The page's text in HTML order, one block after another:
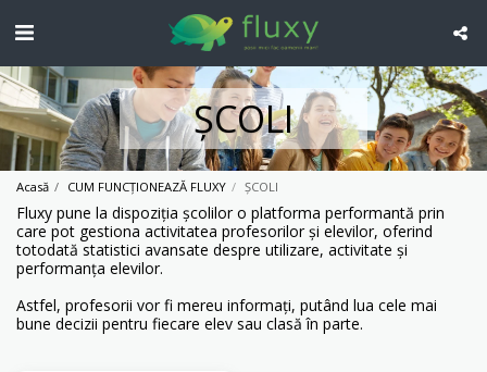
ȘCOLI
Acasă CUM FUNCȚIONEAZĂ FLUXY ȘCOLI
Fluxy pune la dispoziția școlilor o platforma performantă prin
care pot gestiona activitatea profesorilor și elevilor, oferind
totodată statistici avansate despre utilizare, activitate și
performanța elevilor.
Astfel, profesorii vor fi mereu informați, putând lua cele mai
bune decizii pentru fiecare elev sau clasă în parte.